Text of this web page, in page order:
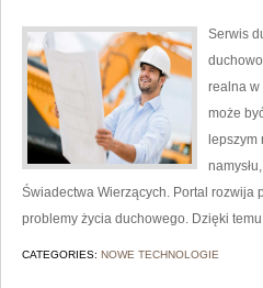
Serwis
realna w
może
lepszym
Świadectwa Wierzących. Portal rozwija
problemy życia duchowego. Dzięki
CATEGORIES: NOWE TECHNOLOGIE